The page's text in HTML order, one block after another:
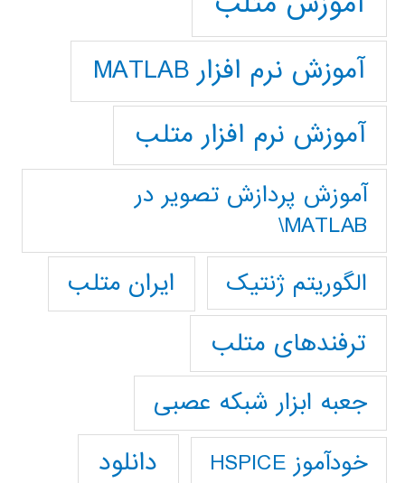
آموزش نرم افزار MATLAB
آموزش نرم افزار متلب
آموزش پردازش تصوير در
MATLAB\
الگوریتم ژنتیک
ایران متلب
ترفندهای متلب
جعبه ابزار شبکه عصبی
خودآموز HSPICE دانلود